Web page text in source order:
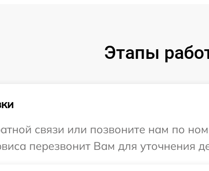
Этапы
связи или позвоните нам по
перезвонит Вам для уточнения